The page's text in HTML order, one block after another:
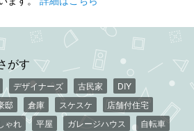
がす
デザイナーズ 古民家
DIY
邸 倉庫 スケスケ
店舗付住宅
ゃれ 平屋 ガレージハウス
自転車